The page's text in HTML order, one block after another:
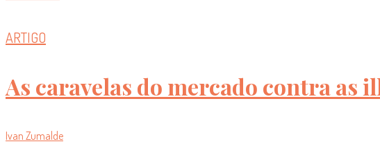
ARTIGO
As caravelas do mercado contra as
Ivan Zumalde